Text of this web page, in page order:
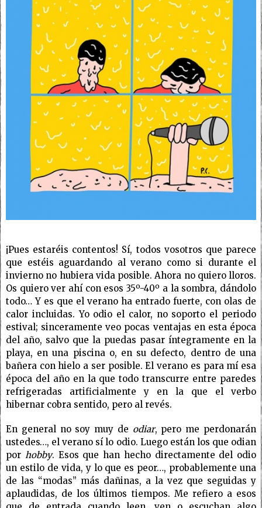
¡Pues estaréis contentos! Sí, todos vosotros que parece
que estéis aguardando al verano como si durante el
invierno no hubiera vida posible. Ahora no quiero lloros.
Os quiero ver ahí con esos 35º-40º a la sombra, dándolo
todo… Y es que el verano ha entrado fuerte, con olas de
calor incluidas. Yo odio el calor, no soporto el periodo
estival; sinceramente veo pocas ventajas en esta época
del año, salvo que la puedas pasar íntegramente en la
playa, en una piscina o, en su defecto, dentro de una
bañera con hielo a ser posible. El verano es para mí esa
época del año en la que todo transcurre entre paredes
refrigeradas artificialmente y en la que el verbo
hibernar cobra sentido, pero al revés.
En general no soy muy de odiar, pero me perdonarán
ustedes…, el verano sí lo odio. Luego están los que odian
por hobby. Esos que han hecho directamente del odio
un estilo de vida, y lo que es peor…, probablemente una
de las “modas” más dañinas, a la vez que seguidas y
aplaudidas, de los últimos tiempos. Me refiero a esos